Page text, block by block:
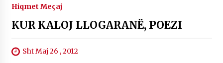
Hiqmet Meçaj
KUR KALOJ LLOGARANË, POEZI
Sht Maj 26 , 2012